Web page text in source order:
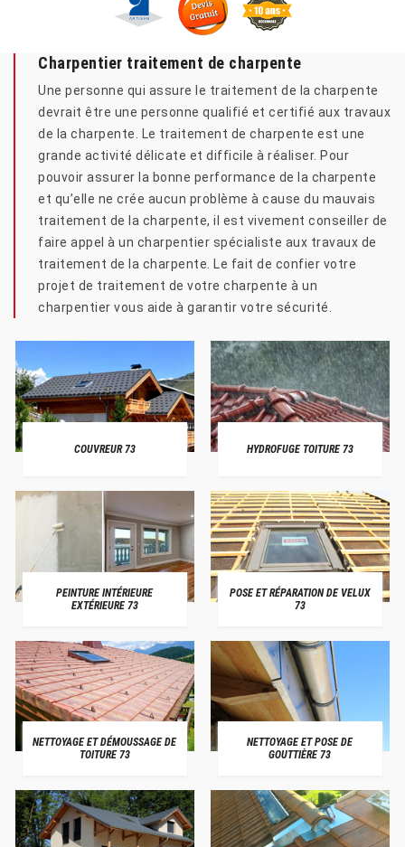
Charpentier traitement de charpente
Une personne qui assure le traitement de la charpente
devrait être une personne qualifié et certifié aux travaux
de la charpente. Le traitement de charpente est une
grande activité délicate et difficile à réaliser. Pour
pouvoir assurer la bonne performance de la charpente
et qu’elle ne crée aucun problème à cause du mauvais
traitement de la charpente, il est vivement conseiller de
faire appel à un charpentier spécialiste aux travaux de
traitement de la charpente. Le fait de confier votre
projet de traitement de votre charpente à un
charpentier vous aide à garantir votre sécurité.
COUVREUR 73 HYDROFUGE TOITURE 73
PEINTURE INTÉRIEURE
EXTÉRIEURE 73
POSE ET RÉPARATION DE VELUX
73
NETTOYAGE ET DÉMOUSSAGE DE
TOITURE 73
NETTOYAGE ET POSE DE
GOUTTIÈRE 73